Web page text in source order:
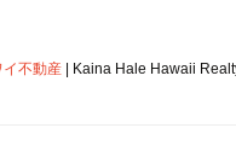
不動産| Kaina Hale Hawaii